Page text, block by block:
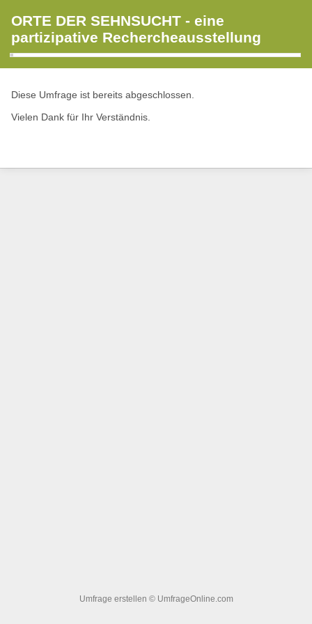
ORTE DER SEHNSUCHT - eine
partizipative Rechercheausstellung
Diese Umfrage ist bereits abgeschlossen.
Vielen Dank für Ihr Verständnis.
Umfrage erstellen © UmfrageOnline.com